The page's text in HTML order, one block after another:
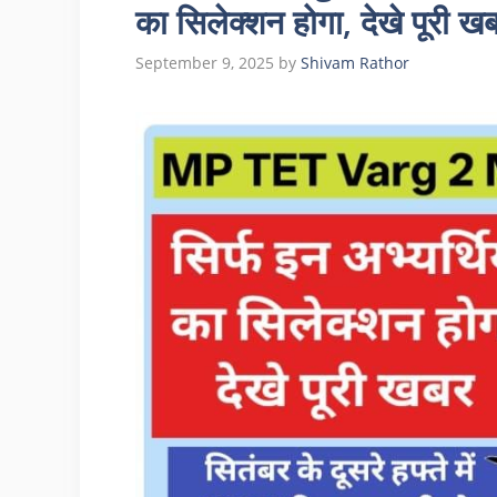
का सिलेक्शन होगा, देखे पूरी
September 9, 2025 by Shivam Rathor